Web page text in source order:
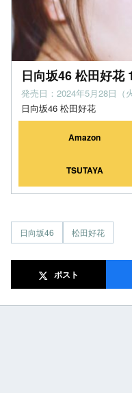
日向坂46 松田好花
発売日：2024年5月28日（火
日向坂46 松田好花
Amazon
TSUTAYA
日向坂46 松田好花
ポスト